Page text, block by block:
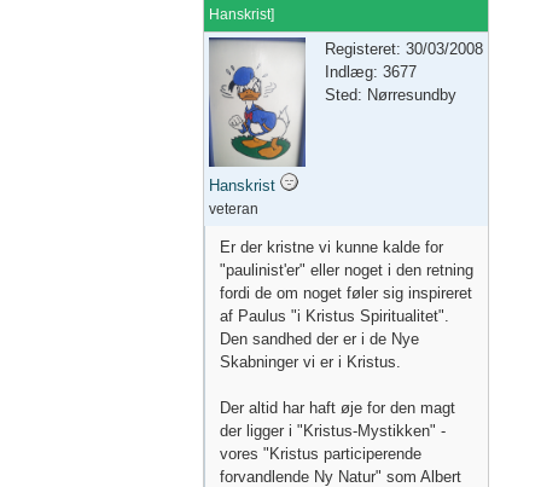
Hanskrist]
Hanskrist
veteran
Registeret: 30/03/2008
Indlæg: 3677
Sted: Nørresundby
Er der kristne vi kunne kalde for
"paulinist'er" eller noget i den retning
fordi de om noget føler sig inspireret
af Paulus "i Kristus Spiritualitet".
Den sandhed der er i de Nye
Skabninger vi er i Kristus.
Der altid har haft øje for den magt
der ligger i "Kristus-Mystikken" -
vores "Kristus participerende
forvandlende Ny Natur" som Albert